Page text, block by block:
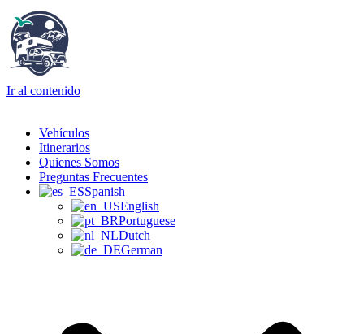
Ir al contenido
Vehículos
Itinerarios
Quienes Somos
Preguntas Frecuentes
Spanish
English
Portuguese
Dutch
German